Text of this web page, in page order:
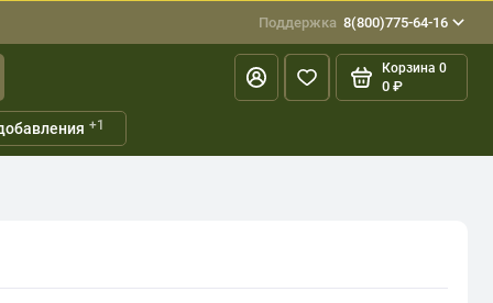
Поддержка 8(800)775-64-16
Корзина 0
0 ₽
+1